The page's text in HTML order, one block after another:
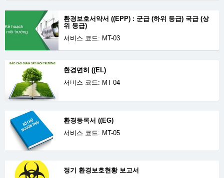
환경보호서약서 ((EPP) : 군급 (하위 등급) 국급 (상
위 등급)
서비스 코드: MT-03
환경면허 ((EL)
서비스 코드: MT-04
환경등록서 ((EG)
서비스 코드: MT-05
정기 환경보호현황 보고서